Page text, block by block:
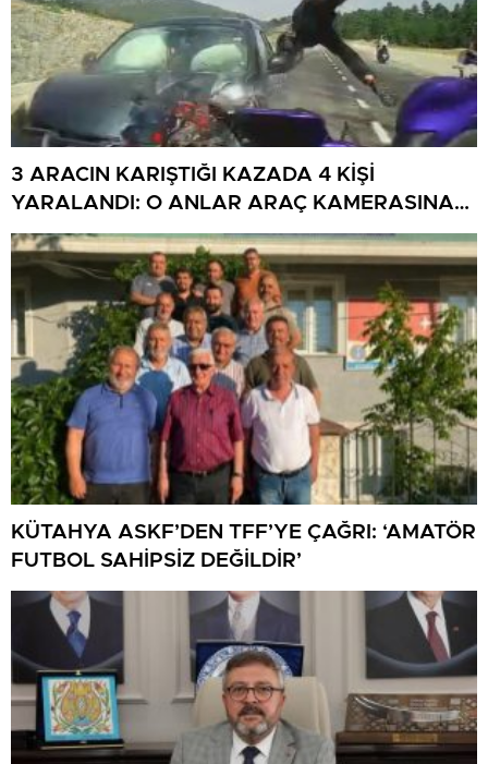
3 ARACIN KARIŞTIĞI KAZADA 4 KİŞİ
YARALANDI: O ANLAR ARAÇ KAMERASINA
YANSIDI
KÜTAHYA ASKF’DEN TFF’YE ÇAĞRI: ‘AMATÖR
FUTBOL SAHİPSİZ DEĞİLDİR’